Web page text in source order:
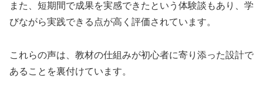
また、短期間で成果を実感できたという体験談もあり、学
びながら実践できる点が高く評価されています。
これらの声は、教材の仕組みが初心者に寄り添った設計で
あることを裏付けています。